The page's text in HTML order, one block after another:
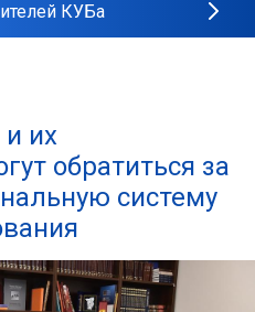
КУБа
их
обратиться за
систему